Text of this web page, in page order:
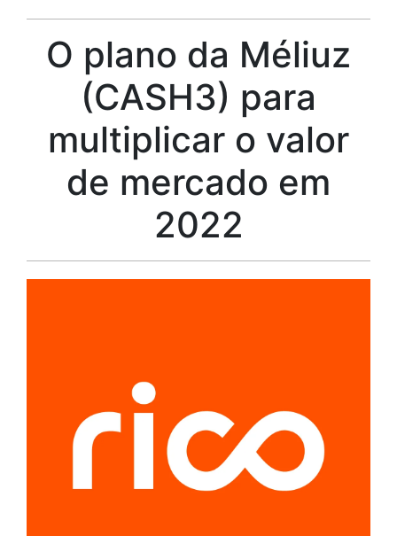
O plano da Méliuz
(CASH3) para
multiplicar o valor
de mercado em
2022